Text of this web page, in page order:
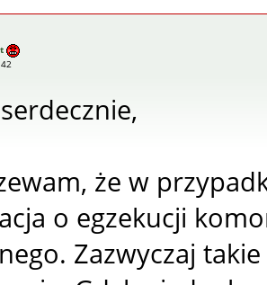
że w
o egzekucji
Zazwyczaj